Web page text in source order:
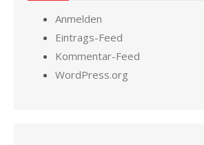
Anmelden
Eintrags-Feed
Kommentar-Feed
WordPress.org